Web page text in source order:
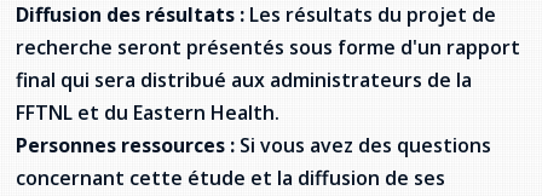
Pinos Mpiana
Allison Chaytor
Maurice Nzoyamara
Programmes et services du gouvernement
provincial
Ressources linguistiques pour la
communication en santé
Diffusion des résultats : Les résultats du projet de
recherche seront présentés sous forme d'un rapport
final qui sera distribué aux administrateurs de la
FFTNL et du Eastern Health.
Personnes ressources : Si vous avez des questions
concernant cette étude et la diffusion de ses